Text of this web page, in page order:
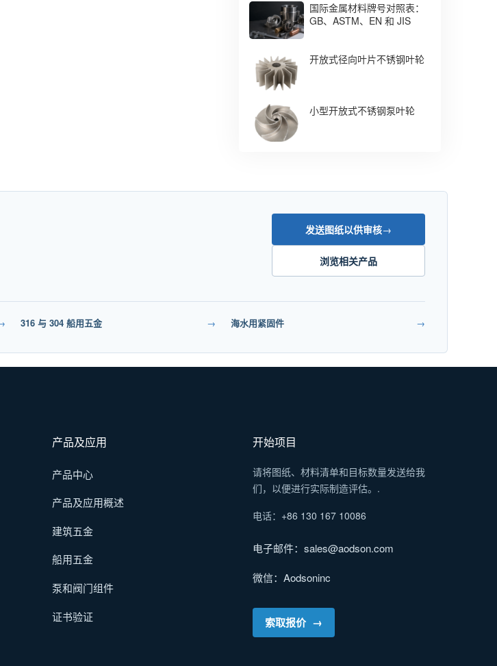
国际金属材料牌号对照表：
GB、ASTM、EN 和 JIS
开放式径向叶片不锈钢叶轮
小型开放式不锈钢泵叶轮
发送图纸以供审核→
浏览相关产品
316 与 304 船用五金 → 海水用紧固件 →
产品及应用
产品中心
产品及应用概述
建筑五金
船用五金
泵和阀门组件
证书验证
开始项目
请将图纸、材料清单和目标数量发送给我
们，以便进行实际制造评估。.
电话： +86 130 167 10086
电子邮件：sales@aodson.com
微信：Aodsoninc
索取报价